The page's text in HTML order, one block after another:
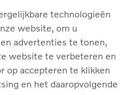
Français
technologieën
website, om u
advertenties te tonen,
website te verbeteren en
op accepteren te klikken
en het daaropvolgende